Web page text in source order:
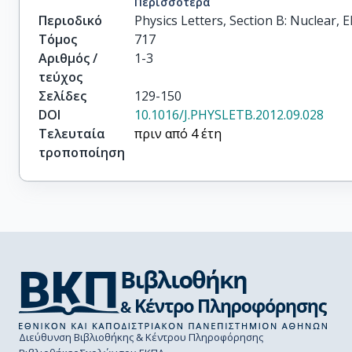
Περιοδικό
Physics Letters, Section B: Nuclear,
Τόμος
717
Αριθμός /
τεύχος
1-3
Σελίδες
129-150
DOI
10.1016/J.PHYSLETB.2012.09.028
Τελευταία
τροποποίηση
πριν από 4 έτη
Διεύθυνση Βιβλιοθήκης & Κέντρου Πληροφόρησης